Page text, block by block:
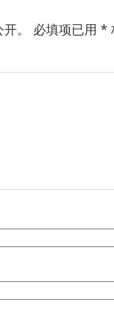
。 必填项已用 *